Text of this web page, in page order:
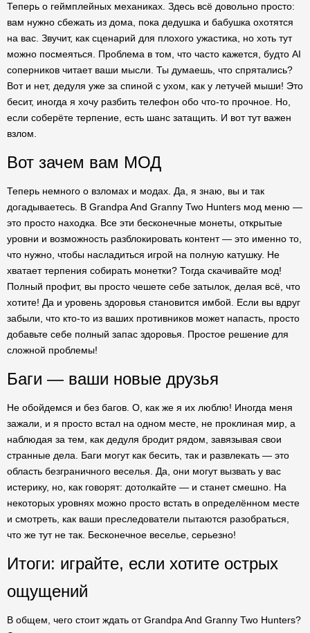
Теперь о геймплейных механиках. Здесь всё довольно просто:
вам нужно сбежать из дома, пока дедушка и бабушка охотятся
на вас. Звучит, как сценарий для плохого ужастика, но хоть тут
можно посмеяться. Проблема в том, что часто кажется, будто AI
соперников читает ваши мысли. Ты думаешь, что спрятались?
Вот и нет, дедуля уже за спиной с ухом, как у летучей мыши! Это
бесит, иногда я хочу разбить телефон обо что-то прочное. Но,
если соберёте терпение, есть шанс затащить. И вот тут важен
взлом.
Вот зачем вам МОД
Теперь немного о взломах и модах. Да, я знаю, вы и так
догадываетесь. В Grandpa And Granny Two Hunters мод меню —
это просто находка. Все эти бесконечные монеты, открытые
уровни и возможность разблокировать контент — это именно то,
что нужно, чтобы насладиться игрой на полную катушку. Не
хватает терпения собирать монетки? Тогда скачивайте мод!
Полный профит, вы просто чешете себе затылок, делая всё, что
хотите! Да и уровень здоровья становится имбой. Если вы вдруг
забыли, что кто-то из ваших противников может напасть, просто
добавьте себе полный запас здоровья. Простое решение для
сложной проблемы!
Баги — ваши новые друзья
Не обойдемся и без багов. О, как же я их люблю! Иногда меня
зажали, и я просто встал на одном месте, не проклиная мир, а
наблюдая за тем, как дедуля бродит рядом, завязывая свои
странные дела. Баги могут как бесить, так и развлекать — это
область безграничного веселья. Да, они могут вызвать у вас
истерику, но, как говорят: дотолкайте — и станет смешно. На
некоторых уровнях можно просто встать в определённом месте
и смотреть, как ваши преследователи пытаются разобраться,
что же тут не так. Бесконечное веселье, серьезно!
Итоги: играйте, если хотите острых
ощущений
В общем, чего стоит ждать от Grandpa And Granny Two Hunters?